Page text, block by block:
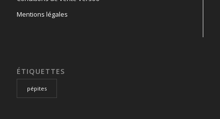
Mentions légales
ÉTIQUETTES
pépites